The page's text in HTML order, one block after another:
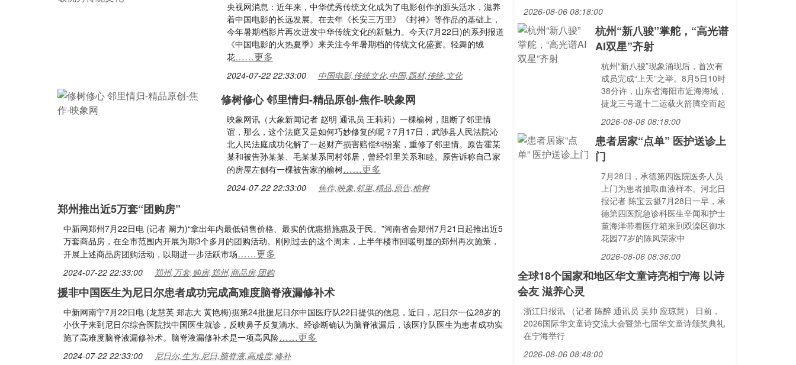
央视网消息：近年来，中华优秀传统文化成为了电影创作的源头活水，滋养
着中国电影的长远发展。在去年《长安三万里》《封神》等作品的基础上，
今年暑期档影片再次迸发中华传统文化的新魅力。今天(7月22日)的系列报道
《中国电影的火热夏季》来关注今年暑期档的传统文化盛宴。轻舞的绒
花……更多
2024-07-22 22:33:00 中国电影,传统文化,中国,题材,传统,文化
修树修心 邻里情归-精品原创-焦作-映象网
映象网讯（大象新闻记者 赵明 通讯员 王莉莉）一棵榆树，阻断了邻里情
谊，那么，这个法庭又是如何巧妙修复的呢？7月17日，武陟县人民法院沁
北人民法庭成功化解了一起财产损害赔偿纠纷案，重修了邻里情。原告霍某
某和被告孙某某、毛某某系同村邻居，曾经邻里关系和睦。原告诉称自己家
的房屋左侧有一棵被告家的榆树……更多
2024-07-22 22:33:00 焦作,映象,邻里,精品,原告,榆树
郑州推出近5万套“团购房”
中新网郑州7月22日电 (记者 阚力)“拿出年内最低销售价格、最实的优惠措施惠及于民。”河南省会郑州7月21日起推出近5
万套商品房，在全市范围内开展为期3个多月的团购活动。刚刚过去的这个周末，上半年楼市回暖明显的郑州再次施策，
开展上述商品房团购活动，以期进一步活跃市场……更多
2024-07-22 22:33:00 郑州,万套,购房,郑州,商品房,团购
援非中国医生为尼日尔患者成功完成高难度脑脊液漏修补术
中新网南宁7月22日电 (龙慧英 郑志大 黄艳梅)据第24批援尼日尔中国医疗队22日提供的信息，近日，尼日尔一位28岁的
小伙子来到尼日尔综合医院找中国医生就诊，反映鼻子反复滴水。经诊断确认为脑脊液漏后，该医疗队医生为患者成功实
施了高难度脑脊液漏修补术。脑脊液漏修补术是一项高风险……更多
2024-07-22 22:33:00 尼日尔,生为,尼日,脑脊液,高难度,修补
2026-08-06 08:18:00
杭州“新八骏”掌舵，“高光谱
AI双星”齐射
杭州“新八骏”现象涌现后，首次有
成员完成“上天”之举。8月5日10时
38分许，山东省海阳市近海海域，
捷龙三号遥十二运载火箭腾空而起
2026-08-06 08:18:00
患者居家“点单” 医护送诊上
门
7月28日，承德第四医院医务人员
上门为患者抽取血液样本。河北日
报记者 陈宝云摄7月28日一早，承
德第四医院急诊科医生辛闻和护士
董海洋带着医疗箱来到双滦区御水
花园77岁的陈凤荣家中
2026-08-06 08:36:00
全球18个国家和地区华文童诗亮相宁海 以诗
会友 滋养心灵
浙江日报讯 （记者 陈醉 通讯员 吴帅 应琼慧） 日前，
2026国际华文童诗交流大会暨第七届华文童诗颁奖典礼
在宁海举行
2026-08-06 08:48:00